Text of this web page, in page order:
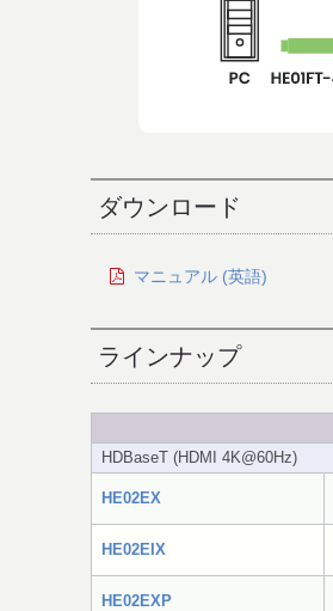
ダウンロード
マニュアル (英語)
ラインナップ
HDBaseT (HDMI 4K@60Hz)
HE02EX
HE02EIX
HE02EXP